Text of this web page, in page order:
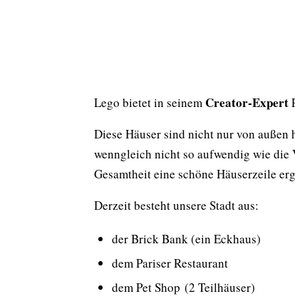
Lego bietet in seinemCreator-Expert
Diese Häuser sind nicht nur von
wenngleich nicht so aufwendig wie die
Gesamtheit eine schöne Häuserzeile
Derzeit besteht unsere Stadt aus:
der Brick Bank (ein Eckhaus)
dem Pariser Restaurant
dem Pet Shop (2 Teilhäuser)